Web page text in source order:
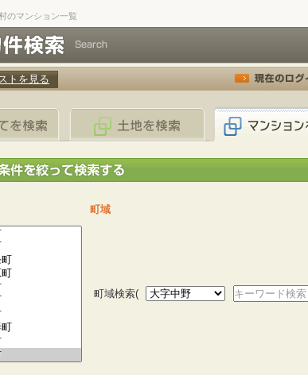
のマンション一覧
トを見る
町域
町域検索( キーワード検索